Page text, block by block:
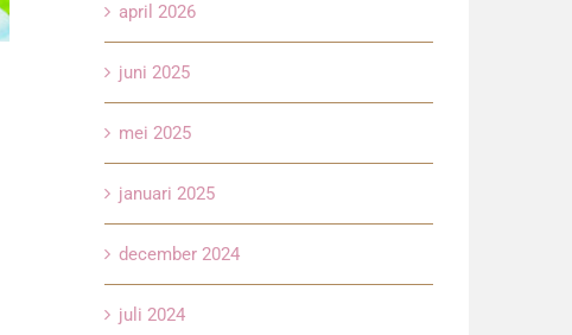
april 2026
juni 2025
mei 2025
januari 2025
december 2024
juli 2024